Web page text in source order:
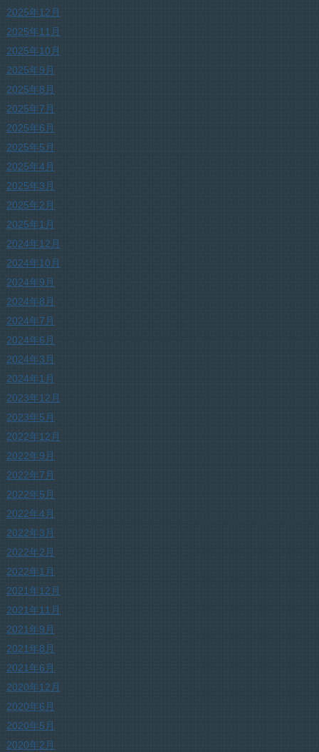
2025年12月
2025年11月
2025年10月
2025年9月
2025年8月
2025年7月
2025年6月
2025年5月
2025年4月
2025年3月
2025年2月
2025年1月
2024年12月
2024年10月
2024年9月
2024年8月
2024年7月
2024年6月
2024年3月
2024年1月
2023年12月
2023年5月
2022年12月
2022年9月
2022年7月
2022年5月
2022年4月
2022年3月
2022年2月
2022年1月
2021年12月
2021年11月
2021年9月
2021年8月
2021年6月
2020年12月
2020年6月
2020年5月
2020年2月